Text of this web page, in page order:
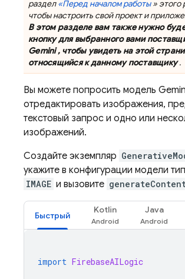
раздел«Перед началом работы» этого
чтобы настроить свой проект и
В этом разделе вам также нужно
кнопку для выбранного вами
Gemini, чтобы увидеть на этой
относящийся к данному поставщику.
Вы можете попросить модель
отредактировать изображения,
текстовый запрос и одно или
изображений.
Создайте экземпляр
укажите в конфигурации модели
IMAGE и вызовите
Быстрый
Kotlin Java
import FirebaseAILogic